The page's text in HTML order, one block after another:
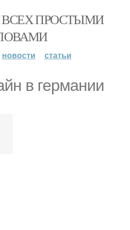
ПРОСТЫМИ
новости статьи
в германии